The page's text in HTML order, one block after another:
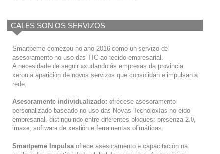
CALES SON OS SERVIZOS
Smartpeme comezou no ano 2016 como un servizo de
asesoramento no uso das TIC ao tecido empresarial.
A necesidade de seguir axudando ás empresas da provincia
xerou a aparición de novos servizos que consolidan e impulsan a
rede.
Asesoramento individualizado: ofrécese asesoramento
personalizado baseado no uso das Novas Tecnoloxías no eido
empresarial, distinguindo entre diferentes bloques: presenza 2.0,
imaxe, software de xestión e ferramentas ofimáticas.
Smartpeme Impulsaofrece asesoramento e capacitación na